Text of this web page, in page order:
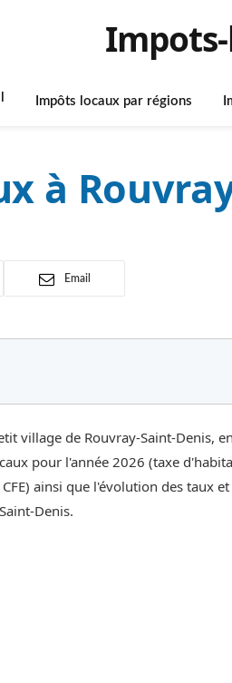
Impôts locaux par régions
à
Email
village de Rouvray-Saint-Denis,
pour l'année 2026 (taxe
ainsi que l'évolution des taux
Denis.